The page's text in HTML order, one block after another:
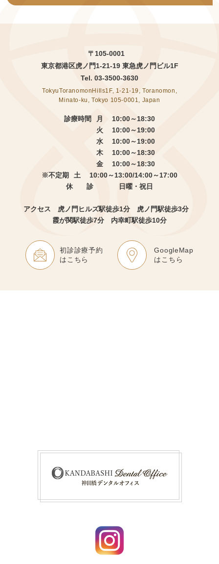
〒105-0001
東京都港区虎ノ門1-21-19 東急虎ノ門ビル1F
Tel. 03-3500-3630
TokyuToranomonHills1F, 1-21-19, Toranomon,
Minato-ku, Tokyo 105-0001, Japan
診療時間
月 10:00～18:30
火 10:00～19:00
水 10:00～19:00
木 10:00～18:30
金 10:00～18:30
※不定期
土 10:00～13:00/14:00～17:00
休 診
日曜・祝日
アクセス 虎ノ門ヒルズ駅徒歩1分 虎ノ門駅徒歩3分
霞が関駅徒歩7分 内幸町駅徒歩10分
初診診療予約
はこちら
GoogleMap
はこちら